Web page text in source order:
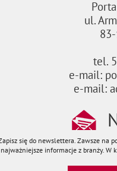
ul.
tel.
e-mail:
e-mail:
się do newslettera. Zawsze na
najważniejsze informacje z branży. W